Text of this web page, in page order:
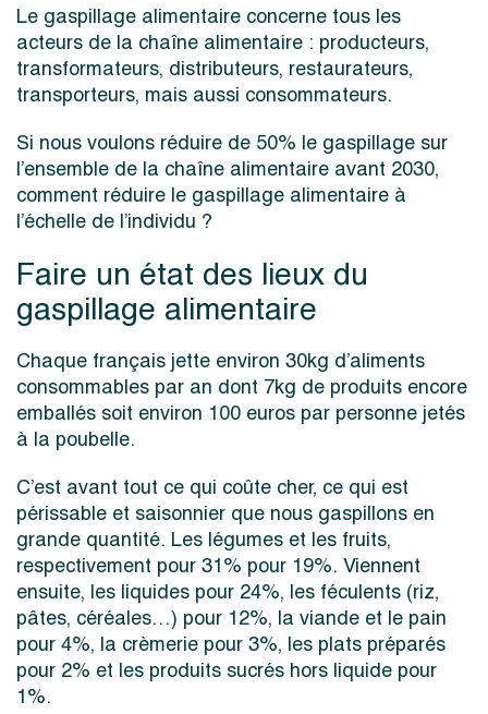
Le gaspillage alimentaire concerne tous les
acteurs de la chaîne alimentaire : producteurs,
transformateurs, distributeurs, restaurateurs,
transporteurs, mais aussi consommateurs.
Si nous voulons réduire de 50% le gaspillage sur
l’ensemble de la chaîne alimentaire avant 2030,
comment réduire le gaspillage alimentaire à
l’échelle de l’individu ?
Faire un état des lieux du
gaspillage alimentaire
Chaque français jette environ 30kg d’aliments
consommables par an dont 7kg de produits encore
emballés soit environ 100 euros par personne jetés
à la poubelle.
C’est avant tout ce qui coûte cher, ce qui est
périssable et saisonnier que nous gaspillons en
grande quantité. Les légumes et les fruits,
respectivement pour 31% pour 19%. Viennent
ensuite, les liquides pour 24%, les féculents (riz,
pâtes, céréales…) pour 12%, la viande et le pain
pour 4%, la crèmerie pour 3%, les plats préparés
pour 2% et les produits sucrés hors liquide pour
1%.